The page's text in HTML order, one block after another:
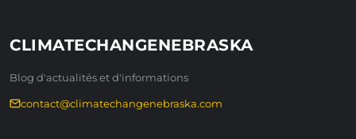
CLIMATECHANGENEBRASKA
Blog d'actualités et d'informations
contact@climatechangenebraska.com